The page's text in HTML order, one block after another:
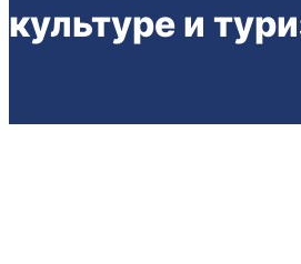
культуре и